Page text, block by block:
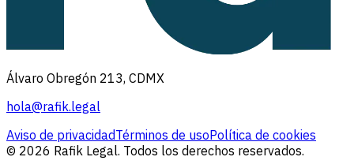
Álvaro Obregón 213, CDMX
hola@rafik.legal
Aviso de privacidadTérminos de usoPolítica de cookies
© 2026 Rafik Legal. Todos los derechos reservados.